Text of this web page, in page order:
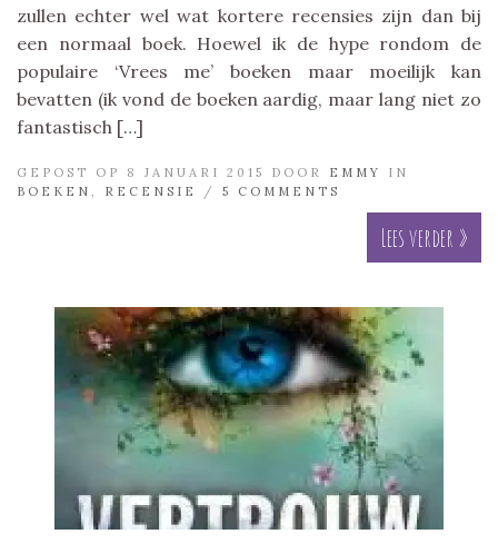
zullen echter wel wat kortere recensies zijn dan bij
een normaal boek. Hoewel ik de hype rondom de
populaire ‘Vrees me’ boeken maar moeilijk kan
bevatten (ik vond de boeken aardig, maar lang niet zo
fantastisch […]
GEPOST OP 8 JANUARI 2015 DOOR EMMY
IN
BOEKEN
RECENSIE / 5 COMMENTS
Lees verder »